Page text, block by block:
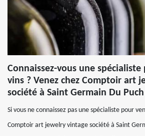
Connaissez-vous une
vins ? Venez chez Comptoir art
société à Saint Germain Du
Si vous ne connaissez pas une spécialiste pour
Comptoir art jewelry vintage société à Saint